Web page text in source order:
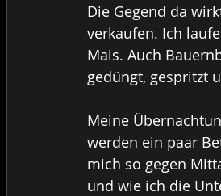
Die Gegend da
verkaufen. Ich
Mais. Auch
gedüngt, gespritzt
Meine
werden ein paar
mich so gegen
und wie ich die